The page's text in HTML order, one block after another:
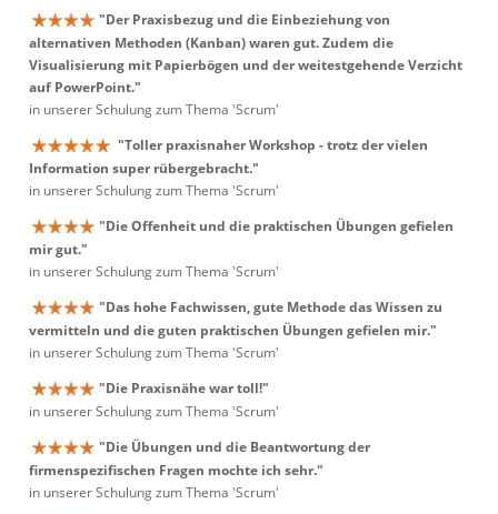
"Der Praxisbezug und die Einbeziehung von
alternativen Methoden (Kanban) waren gut. Zudem die
Visualisierung mit Papierbögen und der weitestgehende Verzicht
auf PowerPoint."
in unserer Schulung zum Thema 'Scrum'
"Toller praxisnaher Workshop - trotz der vielen
Information super rübergebracht."
in unserer Schulung zum Thema 'Scrum'
"Die Offenheit und die praktischen Übungen gefielen
mir gut."
in unserer Schulung zum Thema 'Scrum'
"Das hohe Fachwissen, gute Methode das Wissen zu
vermitteln und die guten praktischen Übungen gefielen mir."
in unserer Schulung zum Thema 'Scrum'
"Die Praxisnähe war toll!"
in unserer Schulung zum Thema 'Scrum'
"Die Übungen und die Beantwortung der
firmenspezifischen Fragen mochte ich sehr."
in unserer Schulung zum Thema 'Scrum'